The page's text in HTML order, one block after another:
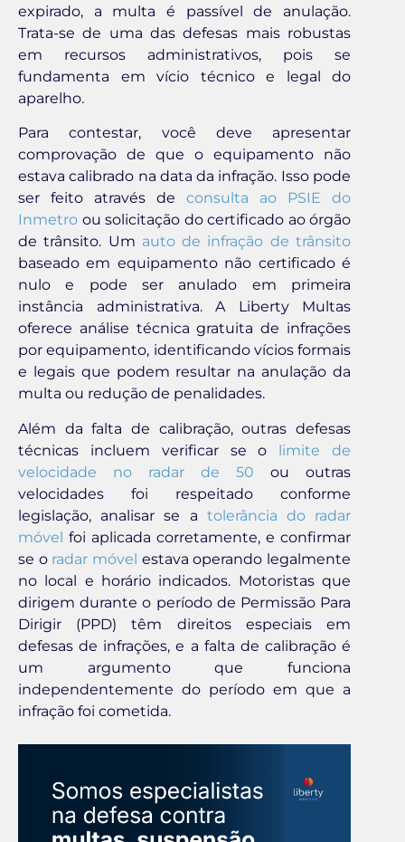
expirado, a multa é passível de anulação.
Trata-se de uma das defesas mais robustas
em recursos administrativos, pois se
fundamenta em vício técnico e legal do
aparelho.
Para contestar, você deve apresentar
comprovação de que o equipamento não
estava calibrado na data da infração. Isso pode
ser feito através de consulta ao PSIE do
Inmetro ou solicitação do certificado ao órgão
de trânsito. Um auto de infração de trânsito
baseado em equipamento não certificado é
nulo e pode ser anulado em primeira
instância administrativa. A Liberty Multas
oferece análise técnica gratuita de infrações
por equipamento, identificando vícios formais
e legais que podem resultar na anulação da
multa ou redução de penalidades.
Além da falta de calibração, outras defesas
técnicas incluem verificar se o limite de
velocidade no radar de 50 ou outras
velocidades foi respeitado conforme
legislação, analisar se a tolerância do radar
móvel foi aplicada corretamente, e confirmar
se o radar móvel estava operando legalmente
no local e horário indicados. Motoristas que
dirigem durante o período de Permissão Para
Dirigir (PPD) têm direitos especiais em
defesas de infrações, e a falta de calibração é
um argumento que funciona
independentemente do período em que a
infração foi cometida.